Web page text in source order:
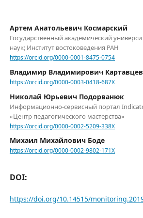
Артем Анатольевич Космарский
Государственный академический
наук; Институт востоковедения РАН
https://orcid.org/0000-0001-8475-0754
Владимир Владимирович Картавцев
https://orcid.org/0000-0003-0418-687X
Николай Юрьевич Подорванюк
Информационно-сервисный портал
«Центр педагогического мастерства»
https://orcid.org/0000-0002-5209-338X
Михаил Михайлович Боде
https://orcid.org/0000-0002-9802-171X
DOI:
https://doi.org/10.14515/